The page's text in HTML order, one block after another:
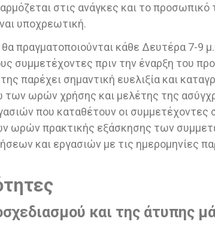
στις ανάγκες και το
υποχρεωτική.
πραγματοποιούνται κάθε Δευτέρα 7-9
συμμετέχοντες πριν την έναρξη του
παρέχει σημαντική ευελιξία και
ωρών χρήσης και μελέτης της
που καταθέτουν οι συμμετέχοντες
ωρών πρακτικής εξάσκησης των
και εργασιών με τις ημερομηνίες
και της άτυπης